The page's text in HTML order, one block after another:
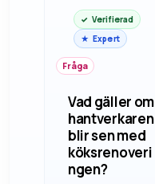
Verifierad
Expert
Fråga
Vad gäller om
hantverkaren
blir sen med
köksrenoveri
ngen?